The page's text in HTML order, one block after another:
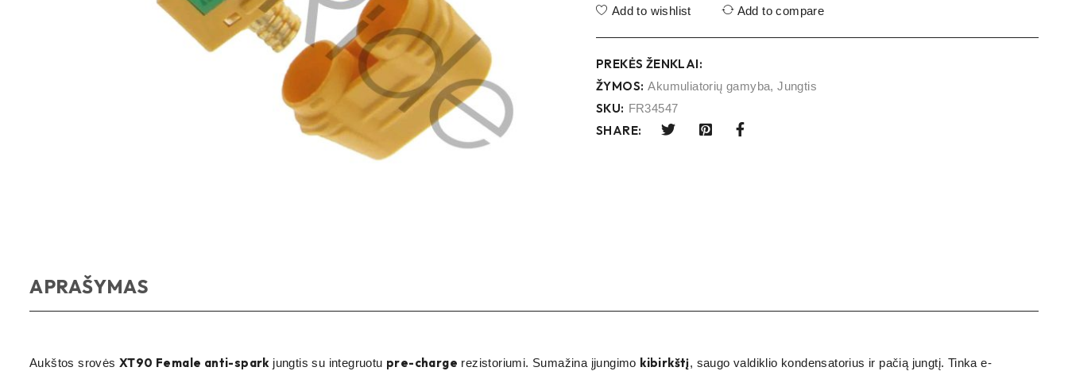
Add to wishlist Add to compare
PREKĖS ŽENKLAI:
ŽYMOS: Akumuliatorių gamyba,Jungtis
SKU: FR34547
SHARE:
APRAŠYMAS
Aukštos srovės XT90 Female anti-spark jungtis su integruotu pre-charge rezistoriumi. Sumažina įjungimo kibirkštį, saugo valdiklio kondensatorius ir pačią jungtį. Tinka e-